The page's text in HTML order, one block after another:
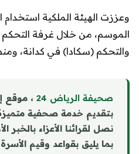
وعززت الهيئة الملكية استخدام
الموسم، من خلال غرفة التحكم
والتحكم (سكادا) في كدانة،
صحيفة الرياض 24
، موقع
بتقديم خدمة صحفية
نصل لقرائنا الأعزاء
بما يليق بقواعد وقيم